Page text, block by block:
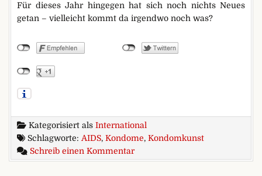
Für dieses Jahr hingegen hat sich noch nichts Neues
getan – vielleicht kommt da irgendwo noch was?
Kategorisiert als International
Schlagworte: AIDS, Kondome, Kondomkunst
Schreib einen Kommentarzu Kunst am Kondom